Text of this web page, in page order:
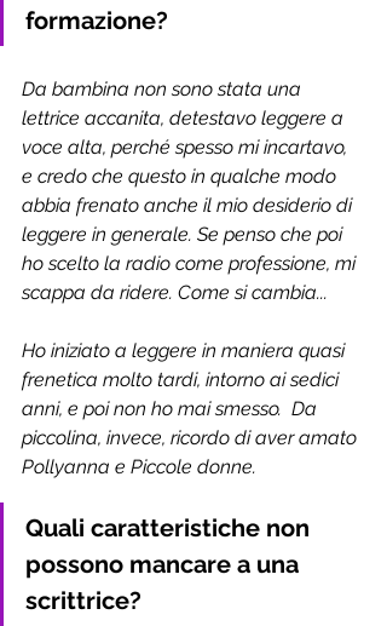
formazione?
Da bambina non sono stata una
lettrice accanita, detestavo leggere a
voce alta, perché spesso mi incartavo,
e credo che questo in qualche modo
abbia frenato anche il mio desiderio di
leggere in generale. Se penso che poi
ho scelto la radio come professione, mi
scappa da ridere. Come si cambia...
Ho iniziato a leggere in maniera quasi
frenetica molto tardi, intorno ai sedici
anni, e poi non ho mai smesso.  Da
piccolina, invece, ricordo di aver amato
Pollyanna e Piccole donne.
Quali caratteristiche non
possono mancare a una
scrittrice?